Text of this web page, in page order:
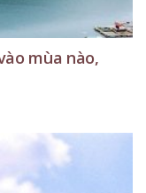
mùa nào,